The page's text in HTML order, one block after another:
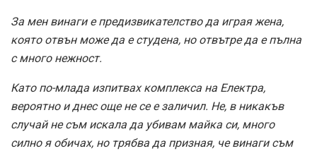
За мен винаги е предизвикателство да играя жена,
която отвън може да е студена, но отвътре да е пълна
с много нежност.
Като по-млада изпитвах комплекса на Електра,
вероятно и днес още не се е заличил. Не, в никакъв
случай не съм искала да убивам майка си, много
силно я обичах, но трябва да призная, че винаги съм